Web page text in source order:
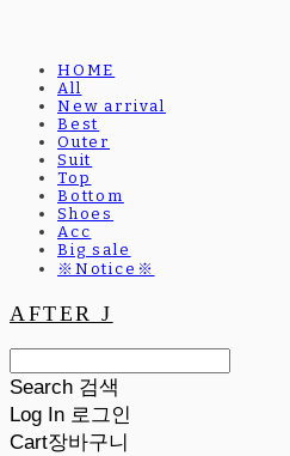
HOME
All
New arrival
Best
Outer
Suit
Top
Bottom
Shoes
Acc
Big sale
※Notice※
AFTER J
Search 검색
Log In 로그인
Cart장바구니